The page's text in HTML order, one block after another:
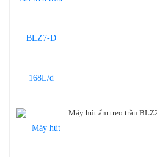
Máy hút ẩm treo trần